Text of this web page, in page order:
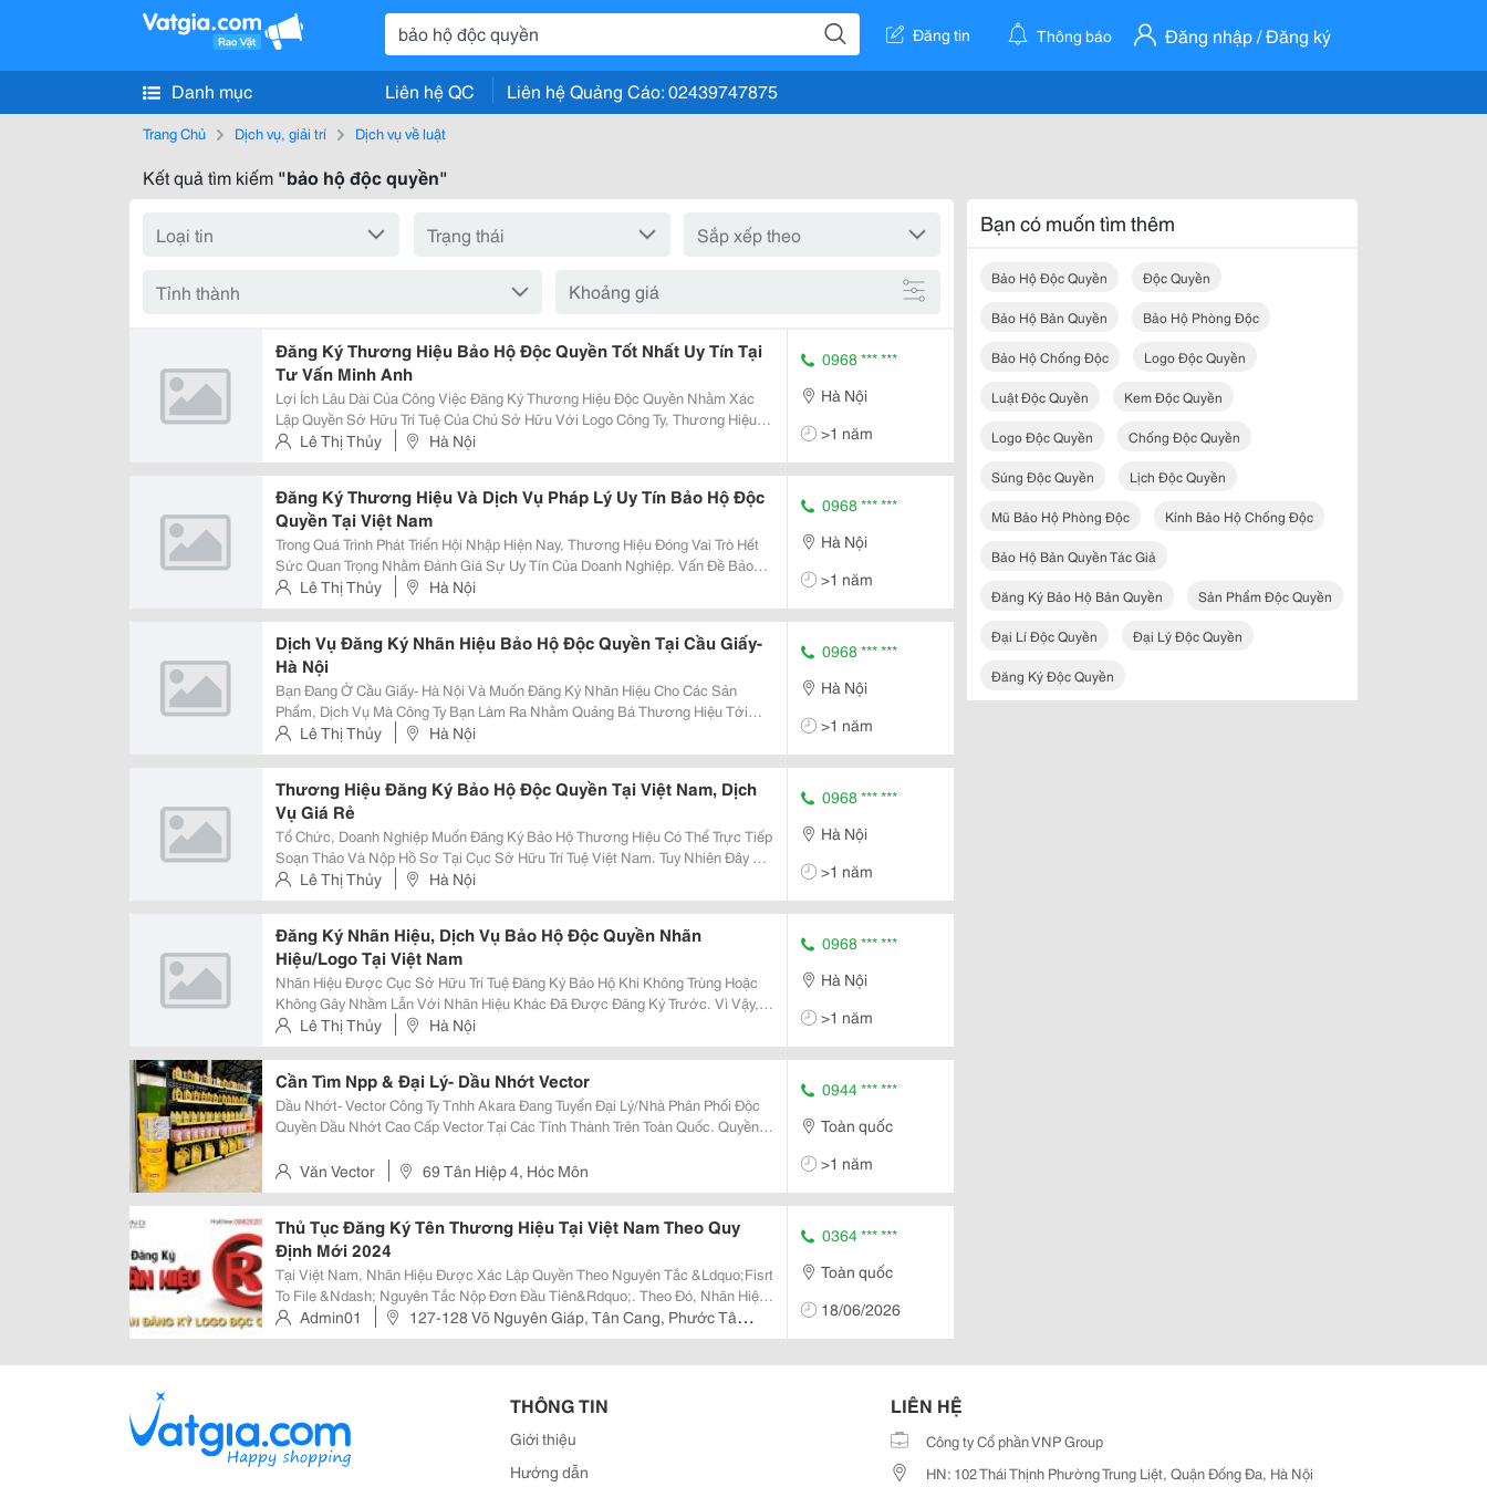
Đăng tin Thông báo Đăng nhập / Đăng ký
Danh mục Liên hệ QC Liên hệ Quảng Cáo: 02439747875
Trang Chủ Dịch vụ, giải trí Dịch vụ về luật
Kết quả tìm kiếm "bảo hộ độc quyền"
Khoảng giá
Đăng Ký Thương Hiệu Bảo Hộ Độc Quyền Tốt Nhất Uy Tín Tại
Tư Vấn Minh Anh
Lợi Ích Lâu Dài Của Công Việc Đăng Ký Thương Hiệu Độc Quyền Nhằm Xác
Lập Quyền Sở Hữu Trí Tuệ Của Chủ Sở Hữu Với Logo Công Ty, Thương Hiệu
Công Ty, Nhãn Hiệu Các Sản Phẩm, Dịch Vụ Công Ty Làm Ra. Đó Là Cơ Sở
Pháp Lý Để Bảo Vệ Quyền Lợi Khi Xảy Ra Tra
Lê Thị Thủy Hà Nội
0968 *** ***
Hà Nội
>1 năm
Đăng Ký Thương Hiệu Và Dịch Vụ Pháp Lý Uy Tín Bảo Hộ Độc
Quyền Tại Việt Nam
Trong Quá Trình Phát Triển Hội Nhập Hiện Nay, Thương Hiệu Đóng Vai Trò Hết
Sức Quan Trọng Nhằm Đánh Giá Sự Uy Tín Của Doanh Nghiệp. Vấn Đề Bảo
Hộ Thương Hiệu, Đăng Ký Thương Hiệu Độc Quyền Đang Thu Hút Và Được
Sự Quan Tâm Lớn Của Các Doanh Nghiệp, Nh
Lê Thị Thủy Hà Nội
0968 *** ***
Hà Nội
>1 năm
Dịch Vụ Đăng Ký Nhãn Hiệu Bảo Hộ Độc Quyền Tại Cầu Giấy-
Hà Nội
Bạn Đang Ở Cầu Giấy- Hà Nội Và Muốn Đăng Ký Nhãn Hiệu Cho Các Sản
Phẩm, Dịch Vụ Mà Công Ty Bạn Làm Ra Nhằm Quảng Bá Thương Hiệu Tới
Người Tiêu Dùng Để Không Bị Nhầm Lẫn Với Các Sản Phầm, Dịch Vụ Của
Công Ty Khác Và Tránh Các Công Ty Đối Thủ Nhái, Giả
Lê Thị Thủy Hà Nội
0968 *** ***
Hà Nội
>1 năm
Thương Hiệu Đăng Ký Bảo Hộ Độc Quyền Tại Việt Nam, Dịch
Vụ Giá Rẻ
Tổ Chức, Doanh Nghiệp Muốn Đăng Ký Bảo Hộ Thương Hiệu Có Thể Trực Tiếp
Soạn Thảo Và Nộp Hồ Sơ Tại Cục Sở Hữu Trí Tuệ Việt Nam. Tuy Nhiên Đây Là
Công Việc Đòi Hỏi Sự Am Hiểu Về Luật Sở Hữu Trí Tuệ Và Các Thủ Tục Pháp
Lý Để Có Thể Tự Soạn Thảo Hồ Sơ Cũ
Lê Thị Thủy Hà Nội
0968 *** ***
Hà Nội
>1 năm
Đăng Ký Nhãn Hiệu, Dịch Vụ Bảo Hộ Độc Quyền Nhãn
Hiệu/Logo Tại Việt Nam
Nhãn Hiệu Được Cục Sở Hữu Trí Tuệ Đăng Ký Bảo Hộ Khi Không Trùng Hoặc
Không Gây Nhầm Lẫn Với Nhãn Hiệu Khác Đã Được Đăng Ký Trước. Vì Vậy,
Để Tiết Kiệm Thời Gian, Chi Phí Thì Trước Khi Nộp Hồ Sơ Đăng Ký Nhãn Hiệu
Độc Quyền Tại Cơ Quan Nhà Nước Có Thẩ
Lê Thị Thủy Hà Nội
0968 *** ***
Hà Nội
>1 năm
Cần Tìm Npp & Đại Lý- Dầu Nhớt Vector
Dầu Nhớt- Vector Công Ty Tnhh Akara Đang Tuyển Đại Lý/Nhà Phân Phối Độc
Quyền Dầu Nhớt Cao Cấp Vector Tại Các Tỉnh Thành Trên Toàn Quốc. Quyền
Nhà Phân Phối Đăng Ký. + Được...
Văn Vector 69 Tân Hiệp 4, Hóc Môn
0944 *** ***
Toàn quốc
>1 năm
Thủ Tục Đăng Ký Tên Thương Hiệu Tại Việt Nam Theo Quy
Định Mới 2024
Tại Việt Nam, Nhãn Hiệu Được Xác Lập Quyền Theo Nguyên Tắc &Ldquo;Fisrt
To File &Ndash; Nguyên Tắc Nộp Đơn Đầu Tiên&Rdquo;. Theo Đó, Nhãn Hiệu
Chỉ Có Thể Được Bảo Hộ Độc Quyền Thông Qua Việc Đăng Ký, Trừ Các Nhãn
Hiệu Nổi Tiếng. Việc Đăng Ký Nhãn...
Admin01
127-128 Võ Nguyên Giáp, Tân Cang, Phước Tân,
Biên Hòa, Đồng Nai
0364 *** ***
Toàn quốc
18/06/2026
Bạn có muốn tìm thêm
Bảo Hộ Độc Quyền Độc Quyền
Bảo Hộ Bản Quyền Bảo Hộ Phòng Độc
Bảo Hộ Chống Độc Logo Độc Quyền
Luật Độc Quyền Kem Độc Quyền
Logo Độc Quyền Chống Độc Quyền
Súng Độc Quyền Lịch Độc Quyền
Mũ Bảo Hộ Phòng Độc Kính Bảo Hộ Chống Độc
Bảo Hộ Bản Quyền Tác Giả
Đăng Ký Bảo Hộ Bản Quyền Sản Phẩm Độc Quyền
Đại Lí Độc Quyền Đại Lý Độc Quyền
Đăng Ký Độc Quyền
THÔNG TIN
Giới thiệu
Hướng dẫn
LIÊN HỆ
Công ty Cổ phần VNP Group
HN: 102 Thái Thịnh Phường Trung Liệt, Quận Đống Đa, Hà Nội